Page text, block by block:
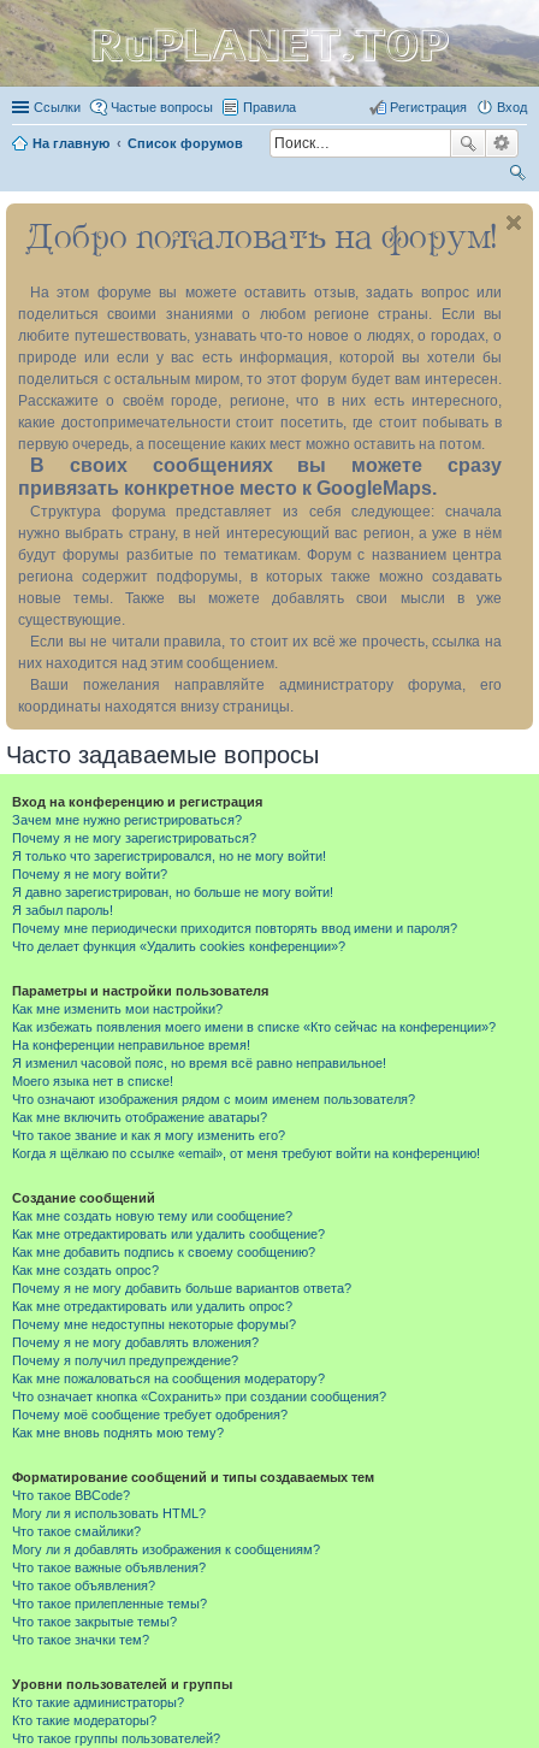
RuPLANET.TOP
Ссылки Частые вопросы Правила Вход
Регистрация
На главную Список форумов
ои
ск
Добро пожаловать на форум!
На этом форуме вы можете оставить отзыв, задать вопрос или
поделиться своими знаниями о любом регионе страны. Если вы
любите путешествовать, узнавать что-то новое о людях, о городах, о
природе или если у вас есть информация, которой вы хотели бы
поделиться с остальным миром, то этот форум будет вам интересен.
Расскажите о своём городе, регионе, что в них есть интересного,
какие достопримечательности стоит посетить, где стоит побывать в
первую очередь, а посещение каких мест можно оставить на потом.
В своих сообщениях вы можете сразу
привязать конкретное место к GoogleMaps.
Структура форума представляет из себя следующее: сначала
нужно выбрать страну, в ней интересующий вас регион, а уже в нём
будут форумы разбитые по тематикам. Форум с названием центра
региона содержит подфорумы, в которых также можно создавать
новые темы. Также вы можете добавлять свои мысли в уже
существующие.
Если вы не читали правила, то стоит их всё же прочесть, ссылка на
них находится над этим сообщением.
Ваши пожелания направляйте администратору форума, его
координаты находятся внизу страницы.
Часто задаваемые вопросы
Вход на конференцию и регистрация
Зачем мне нужно регистрироваться?
Почему я не могу зарегистрироваться?
Я только что зарегистрировался, но не могу войти!
Почему я не могу войти?
Я давно зарегистрирован, но больше не могу войти!
Я забыл пароль!
Почему мне периодически приходится повторять ввод имени и пароля?
Что делает функция «Удалить cookies конференции»?
Параметры и настройки пользователя
Как мне изменить мои настройки?
Как избежать появления моего имени в списке «Кто сейчас на конференции»?
На конференции неправильное время!
Я изменил часовой пояс, но время всё равно неправильное!
Моего языка нет в списке!
Что означают изображения рядом с моим именем пользователя?
Как мне включить отображение аватары?
Что такое звание и как я могу изменить его?
Когда я щёлкаю по ссылке «email», от меня требуют войти на конференцию!
Создание сообщений
Как мне создать новую тему или сообщение?
Как мне отредактировать или удалить сообщение?
Как мне добавить подпись к своему сообщению?
Как мне создать опрос?
Почему я не могу добавить больше вариантов ответа?
Как мне отредактировать или удалить опрос?
Почему мне недоступны некоторые форумы?
Почему я не могу добавлять вложения?
Почему я получил предупреждение?
Как мне пожаловаться на сообщения модератору?
Что означает кнопка «Сохранить» при создании сообщения?
Почему моё сообщение требует одобрения?
Как мне вновь поднять мою тему?
Форматирование сообщений и типы создаваемых тем
Что такое BBCode?
Могу ли я использовать HTML?
Что такое смайлики?
Могу ли я добавлять изображения к сообщениям?
Что такое важные объявления?
Что такое объявления?
Что такое прилепленные темы?
Что такое закрытые темы?
Что такое значки тем?
Уровни пользователей и группы
Кто такие администраторы?
Кто такие модераторы?
Что такое группы пользователей?